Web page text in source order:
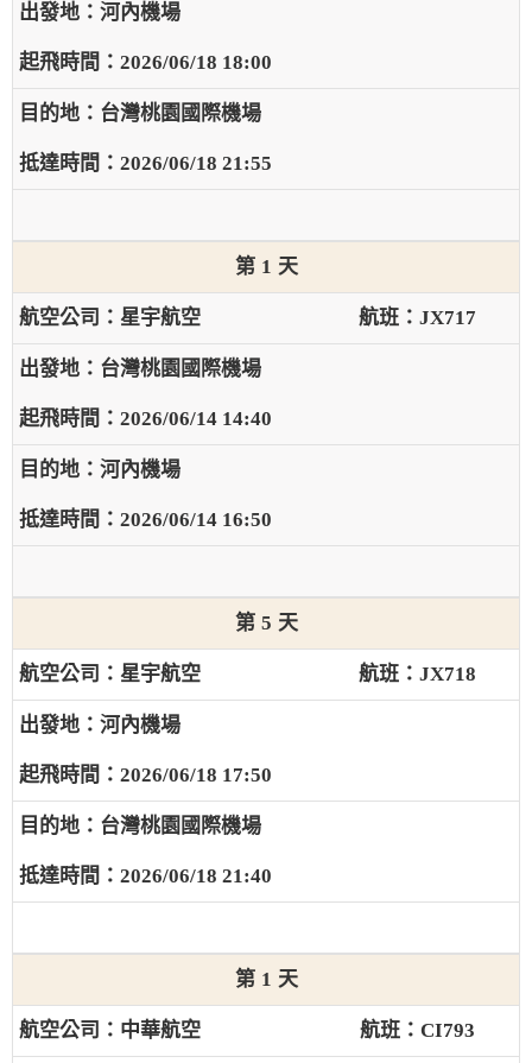
河內機場
2026/06/18 18:00
台灣桃園國際機場
2026/06/18 21:55
1
星宇航空 JX717
台灣桃園國際機場
2026/06/14 14:40
河內機場
2026/06/14 16:50
5
星宇航空 JX718
河內機場
2026/06/18 17:50
台灣桃園國際機場
2026/06/18 21:40
1
中華航空 CI793